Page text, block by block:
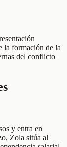
la formación de la
del conflicto
y entra en
Zola sitúa al